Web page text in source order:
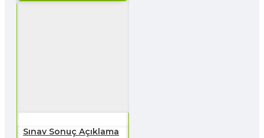
Sınav Sonuç Açıklama